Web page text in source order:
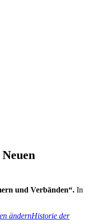
und Verbänden“. In
ändernHistorie der